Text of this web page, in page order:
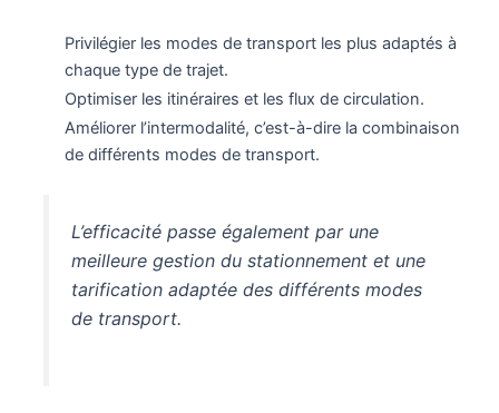
Privilégier les modes de transport les plus adaptés à
chaque type de trajet.
Optimiser les itinéraires et les flux de circulation.
Améliorer l’intermodalité, c’est-à-dire la combinaison
de différents modes de transport.
L’efficacité passe également par une
meilleure gestion du stationnement et une
tarification adaptée des différents modes
de transport.